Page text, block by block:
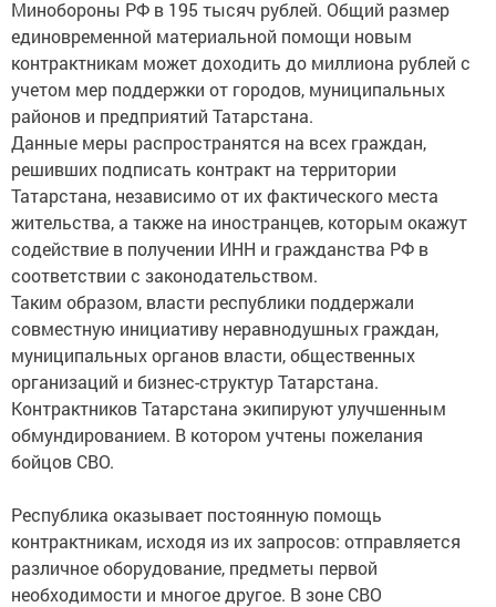
Минобороны РФ в 195 тысяч рублей. Общий размер
единовременной материальной помощи новым
контрактникам может доходить до миллиона рублей с
учетом мер поддержки от городов, муниципальных
районов и предприятий Татарстана.
Данные меры распространятся на всех граждан,
решивших подписать контракт на территории
Татарстана, независимо от их фактического места
жительства, а также на иностранцев, которым окажут
содействие в получении ИНН и гражданства РФ в
соответствии с законодательством.
Таким образом, власти республики поддержали
совместную инициативу неравнодушных граждан,
муниципальных органов власти, общественных
организаций и бизнес-структур Татарстана.
Контрактников Татарстана экипируют улучшенным
обмундированием. В котором учтены пожелания
бойцов СВО.
Республика оказывает постоянную помощь
контрактникам, исходя из их запросов: отправляется
различное оборудование, предметы первой
необходимости и многое другое. В зоне СВО